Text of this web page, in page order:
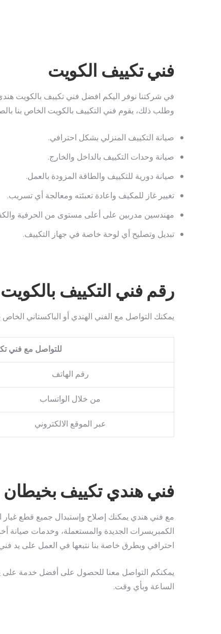
فني تكييف الكويت
في شركتنا نوفر اليكم افضل فني تكييف بالكويت
وطلب ذلك، يقوم فني التكييف بالكويت الخاص بنا
صيانة التكييف المنزلي بشكل احترافي.
صيانة وحدات التكييف بالداخل والخارج.
صيانة دورية للتكييف والطاقة المزودة بالعمل.
تغيير غاز للمكيف واعادة تعبئته ومعالجة أي تسريب.
مهندسين مدربين على أعلى مستوى من الحرفية
تبديل وتصليح أي لوحة خاصة في جهاز التكييف.
رقم فني التكييف بالكويت
يمكنك التواصل مع الفني الهندي أو الباكستاني
للتواصل مع فني
رقم الهاتف
من خلال الواتساب
عبر الموقع الالكتروني
فني هندي تكييف بخيطان
مع فني هندي يمكنك إصلاح وإستبدال جميع قطع
الكمبريسرات الجديدة والمستعملة، وخدمات صيانة
احترافي وبطرق خاصة بنا نتبعها في العمل على يد
يمكنكم التواصل معنا للحصول على أفضل خدمة على
الساعة وبأي وقت.